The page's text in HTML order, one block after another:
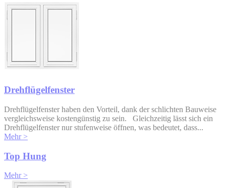
Drehflügelfenster
Drehflügelfenster haben den Vorteil, dank der schlichten Bauweise
vergleichsweise kostengünstig zu sein. Gleichzeitig lässt sich ein
Drehflügelfenster nur stufenweise öffnen, was bedeutet, dass...
Mehr >
Top Hung
Mehr >